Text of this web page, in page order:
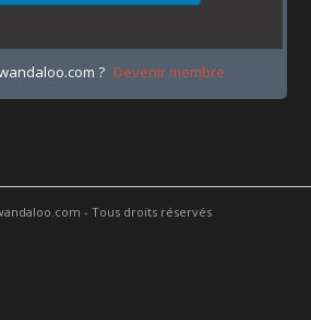
? Devenir membre
- Tous droits réservés